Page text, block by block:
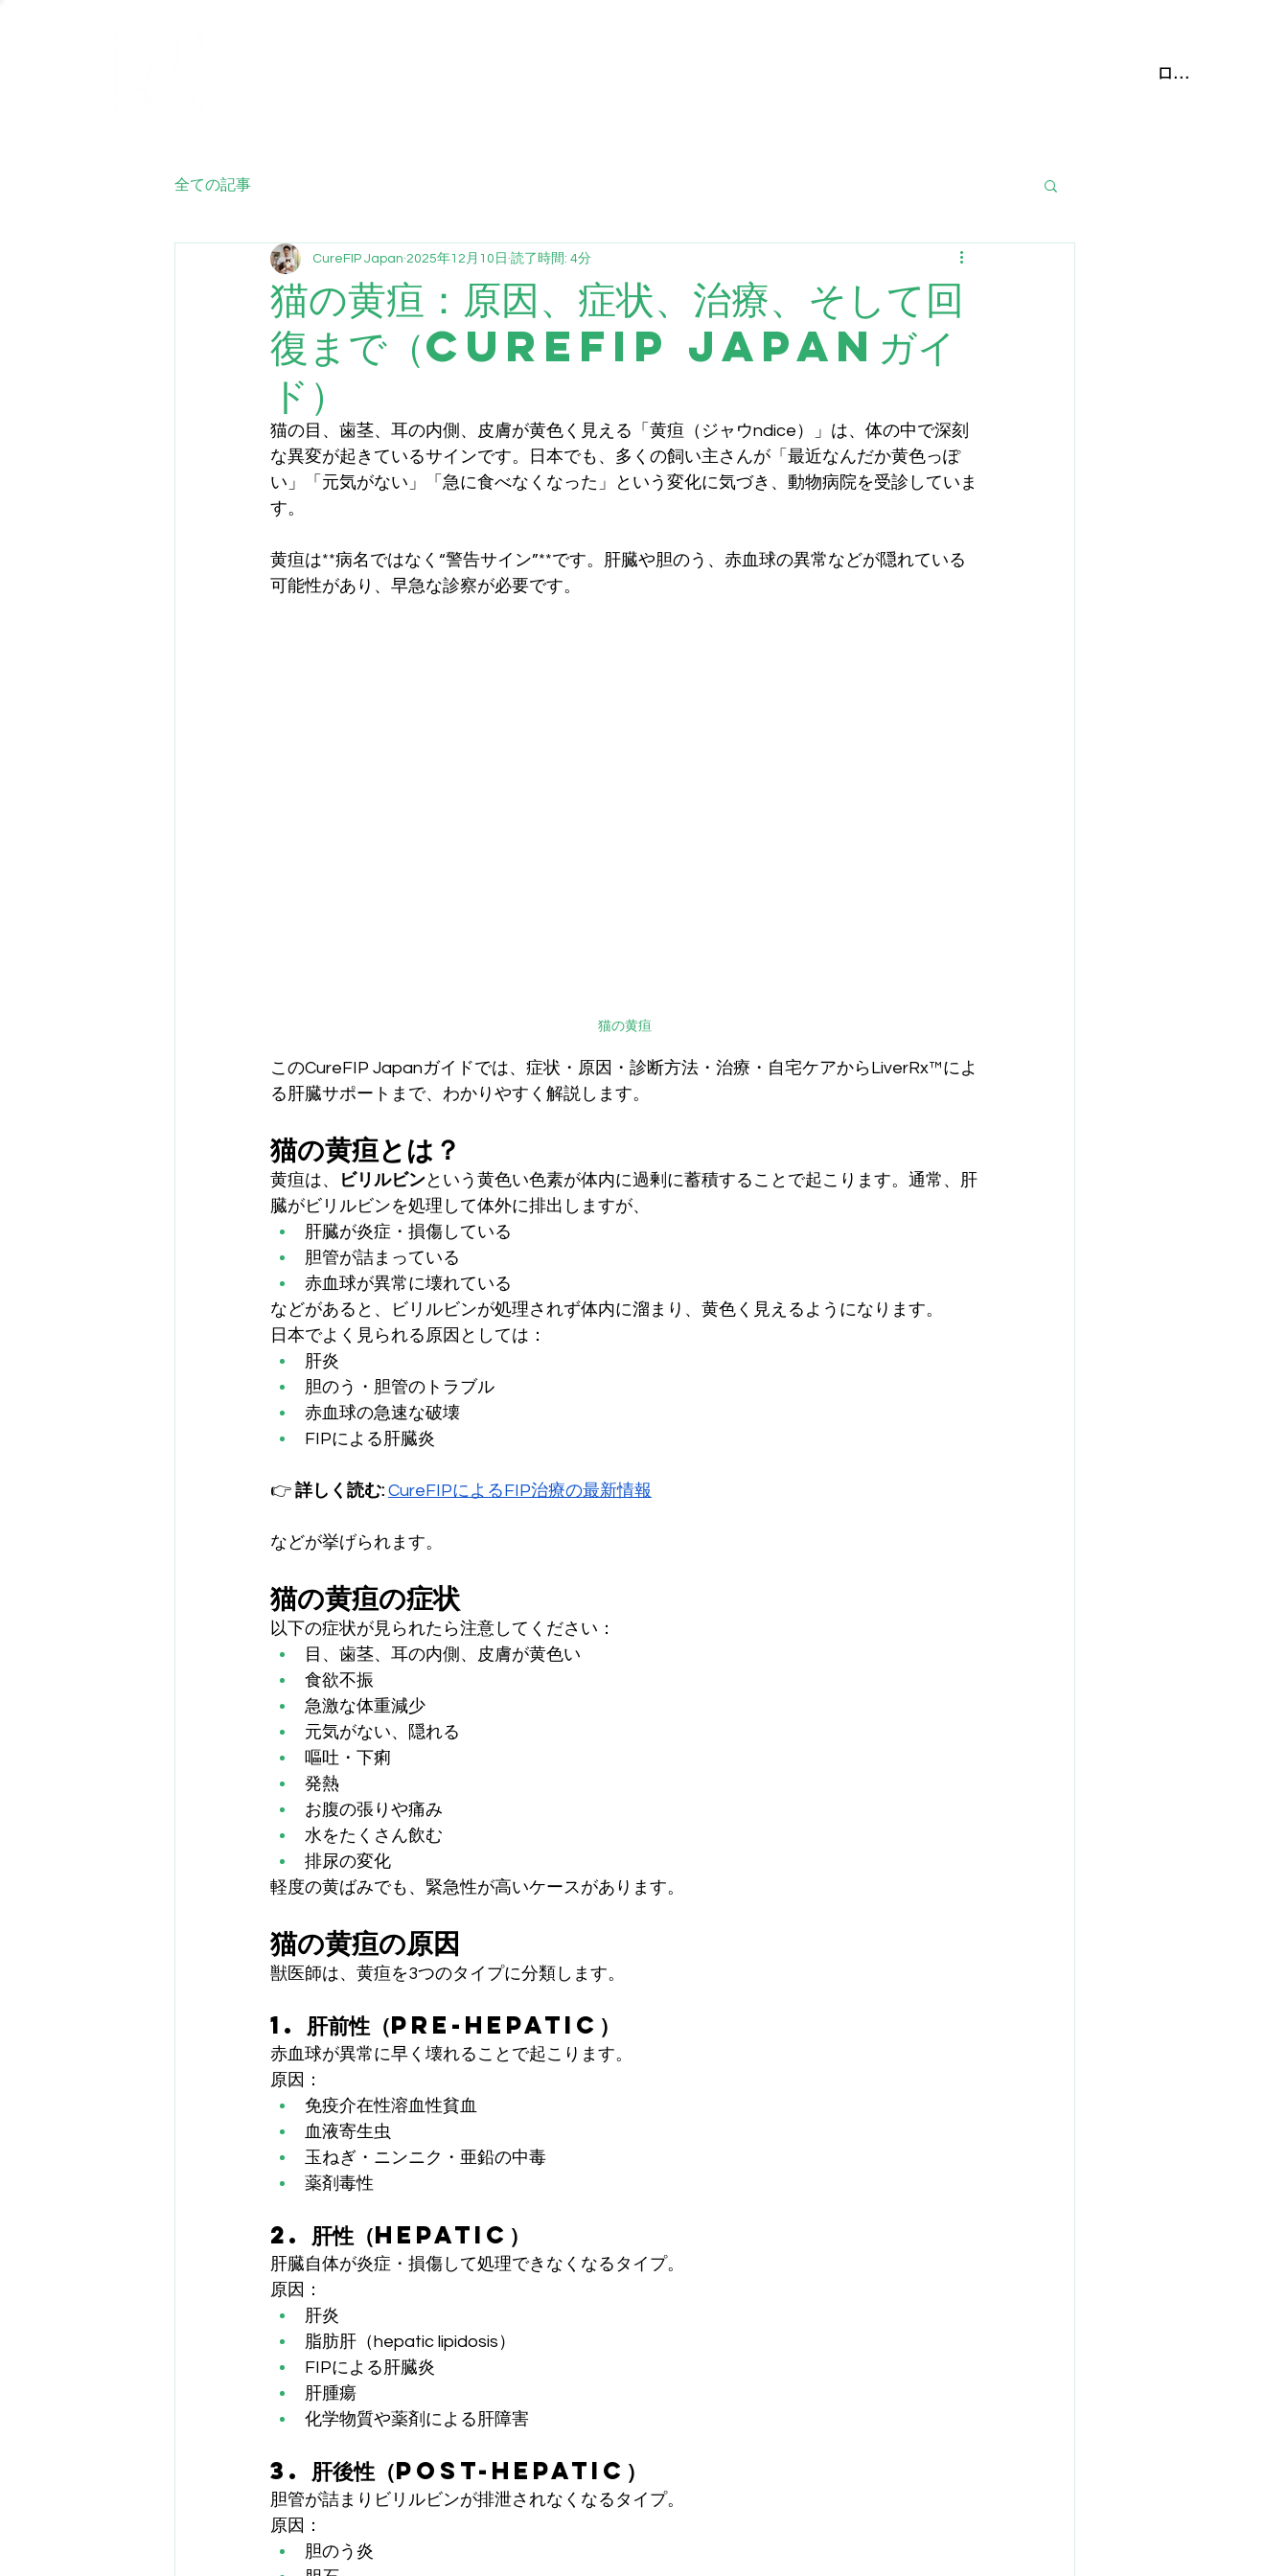
ログイン
全ての記事
猫の黄疸：原因、症状、治療、そして回
復まで（CureFIP Japanガイ
ド）
CureFIP Japan 2025年12月10日 読了時間: 4分
猫の目、歯茎、耳の内側、皮膚が黄色く見える「黄疸（ジャウndice）」は、体の中で深刻
な異変が起きているサインです。日本でも、多くの飼い主さんが「最近なんだか黄色っぽ
い」「元気がない」「急に食べなくなった」という変化に気づき、動物病院を受診していま
す。
黄疸は**病名ではなく“警告サイン”**です。肝臓や胆のう、赤血球の異常などが隠れている
可能性があり、早急な診察が必要です。
猫の黄疸
このCureFIP Japanガイドでは、症状・原因・診断方法・治療・自宅ケアからLiverRx™によ
る肝臓サポートまで、わかりやすく解説します。
猫の黄疸とは？
黄疸は、 ビリルビンという黄色い色素が体内に過剰に蓄積することで起こります。通常、肝
臓がビリルビンを処理して体外に排出しますが、
肝臓が炎症・損傷している
胆管が詰まっている
赤血球が異常に壊れている
などがあると、ビリルビンが処理されず体内に溜まり、黄色く見えるようになります。
日本でよく見られる原因としては：
肝炎
胆のう・胆管のトラブル
赤血球の急速な破壊
FIPによる肝臓炎
👉 詳しく読む: CureFIPによるFIP治療の最新情報
などが挙げられます。
猫の黄疸の症状
以下の症状が見られたら注意してください：
目、歯茎、耳の内側、皮膚が黄色い
食欲不振
急激な体重減少
元気がない、隠れる
嘔吐・下痢
発熱
お腹の張りや痛み
水をたくさん飲む
排尿の変化
軽度の黄ばみでも、緊急性が高いケースがあります。
猫の黄疸の原因
獣医師は、黄疸を3つのタイプに分類します。
1. 肝前性（Pre-hepatic）
赤血球が異常に早く壊れることで起こります。
原因：
免疫介在性溶血性貧血
血液寄生虫
玉ねぎ・ニンニク・亜鉛の中毒
薬剤毒性
2. 肝性（Hepatic）
肝臓自体が炎症・損傷して処理できなくなるタイプ。
原因：
肝炎
脂肪肝（hepatic lipidosis）
FIPによる肝臓炎
肝腫瘍
化学物質や薬剤による肝障害
3. 肝後性（Post-hepatic）
胆管が詰まりビリルビンが排泄されなくなるタイプ。
原因：
胆のう炎